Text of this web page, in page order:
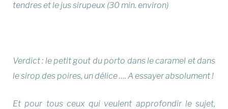
tendres et le jus sirupeux (30 min. environ)
Verdict : le petit gout du porto dans le caramel et dans
le sirop des poires, un délice …. A essayer absolument !
Et pour tous ceux qui veulent approfondir le sujet,